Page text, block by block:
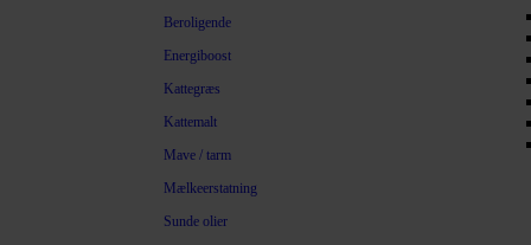
Beroligende
Energiboost
Kattegræs
Kattemalt
Mave / tarm
Mælkeerstatning
Sunde olier